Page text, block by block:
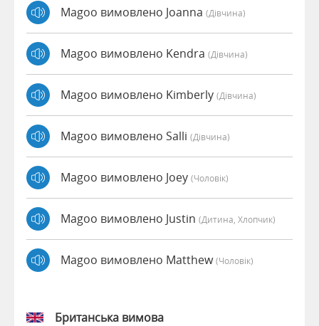
Magoo вимовлено Joanna (дівчина)
Magoo вимовлено Kendra (дівчина)
Magoo вимовлено Kimberly (дівчина)
Magoo вимовлено Salli (дівчина)
Magoo вимовлено Joey (чоловік)
Magoo вимовлено Justin (дитина, Хлопчик)
Magoo вимовлено Matthew(чоловік)
Британська вимова